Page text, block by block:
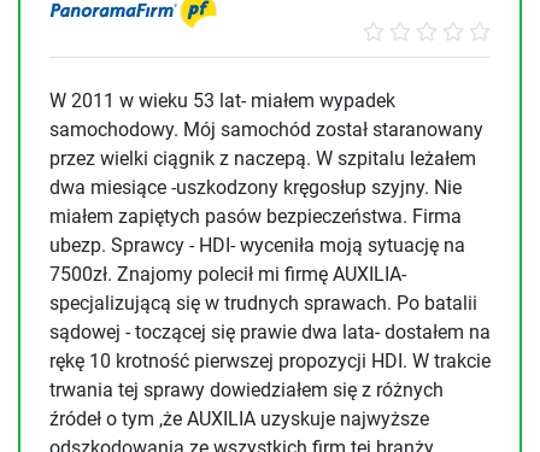
W 2011 w wieku 53 lat- miałem wypadek
samochodowy. Mój samochód został staranowany
przez wielki ciągnik z naczepą. W szpitalu leżałem
dwa miesiące -uszkodzony kręgosłup szyjny. Nie
miałem zapiętych pasów bezpieczeństwa. Firma
ubezp. Sprawcy - HDI- wyceniła moją sytuację na
7500zł. Znajomy polecił mi firmę AUXILIA-
specjalizującą się w trudnych sprawach. Po batalii
sądowej - toczącej się prawie dwa lata- dostałem na
rękę 10 krotność pierwszej propozycji HDI. W trakcie
trwania tej sprawy dowiedziałem się z różnych
źródeł o tym ,że AUXILIA uzyskuje najwyższe